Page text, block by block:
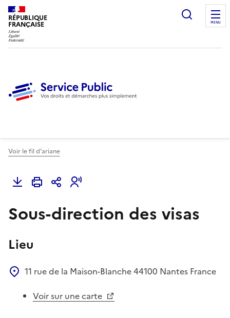
RÉPUBLIQUE
FRANÇAISE
Ouvrir
MENU
Voir le fil d'ariane
Sous-direction des visas
Lieu
11 rue de la Maison-Blanche44100 Nantes France
Voir sur une carte